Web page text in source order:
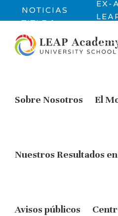
NOTICIAS
TITLE 1
INFORMATI
ON
EX-
Sobre Nosotros El
Nuestros Resultados
Avisos públicos